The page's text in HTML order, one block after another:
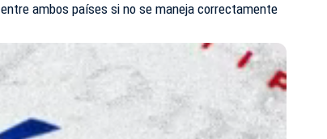
entre ambos países si no se maneja correctamente